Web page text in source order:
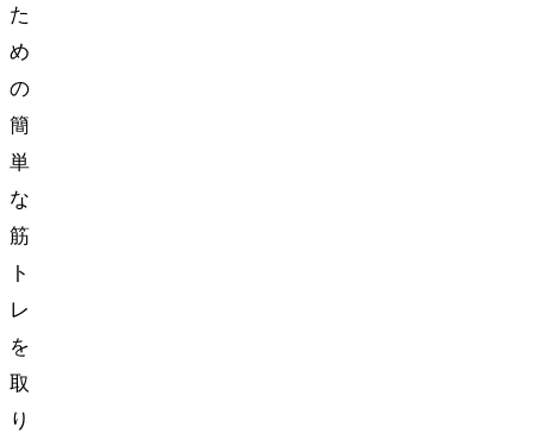
た
め
の
簡
単
な
筋
ト
レ
を
取
り